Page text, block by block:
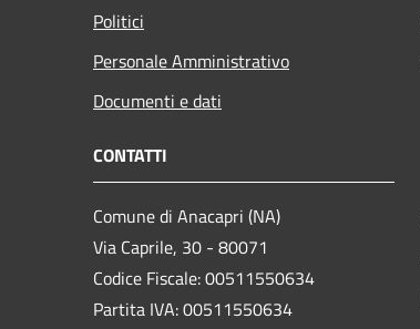
Politici
Personale Amministrativo
Documenti e dati
CONTATTI
Comune di Anacapri (NA)
Via Caprile, 30 - 80071
Codice Fiscale: 00511550634
Partita IVA: 00511550634